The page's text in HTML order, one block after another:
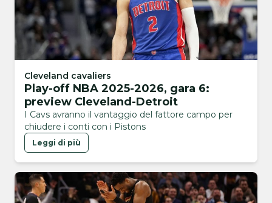
Cleveland cavaliers
Play-off NBA 2025-2026, gara 6:
preview Cleveland-Detroit
I Cavs avranno il vantaggio del fattore campo per
chiudere i conti con i Pistons
Leggi di più